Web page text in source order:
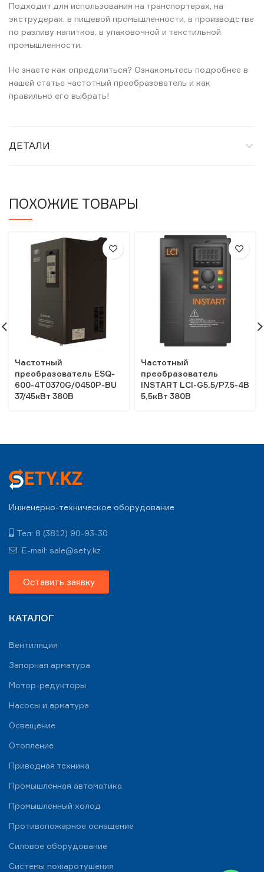
Подходит для использования на транспортерах, на
экструдерах, в пищевой промышленности, в производстве
по разливу напитков, в упаковочной и текстильной
промышленности.
Не знаете как определиться? Ознакомьтесь подробнее в
нашей статье частотный преобразователь и как
правильно его выбрать!
ДЕТАЛИ
ПОХОЖИЕ ТОВАРЫ
Частотный
преобразователь ESQ-
600-4T0370G/0450P-BU
37/45кВт 380В
Частотный
преобразователь
INSTART LCI-G5.5/P7.5-4B
5,5кВт 380В
Инженерно-техническое оборудование
Тел: 8 (3812) 90-93-30
E-mail: sale@sety.kz
Оставить заявку
КАТАЛОГ
Вентиляция
Запорная арматура
Мотор-редукторы
Насосы и арматура
Освещение
Отопление
Приводная техника
Промышленная автоматика
Промышленный холод
Противопожарное оснащение
Силовое оборудование
Системы пожаротушения
WhatsApp